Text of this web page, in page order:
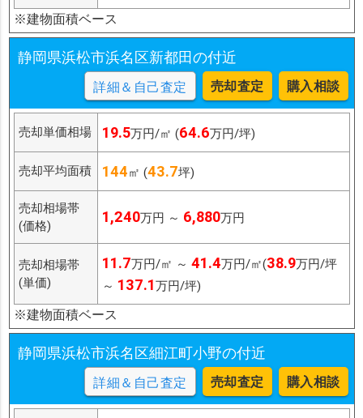
※建物面積ベース
静岡県浜松市浜名区新都田の付近
詳細＆自己査定 売却査定 購入相談
売却単価相場 19.5万円/㎡ (64.6万円/坪)
売却平均面積 144㎡ (43.7坪)
売却相場帯
(価格)
1,240万円 ～ 6,880万円
売却相場帯
(単価)
11.7万円/㎡ ～ 41.4万円/㎡(38.9万円/坪
～ 137.1万円/坪)
※建物面積ベース
静岡県浜松市浜名区細江町小野の付近
詳細＆自己査定 売却査定 購入相談